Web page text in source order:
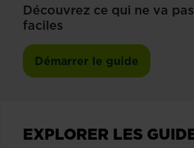
Découvrez ce qui ne va
faciles
Démarrer le guide
EXPLORER LES